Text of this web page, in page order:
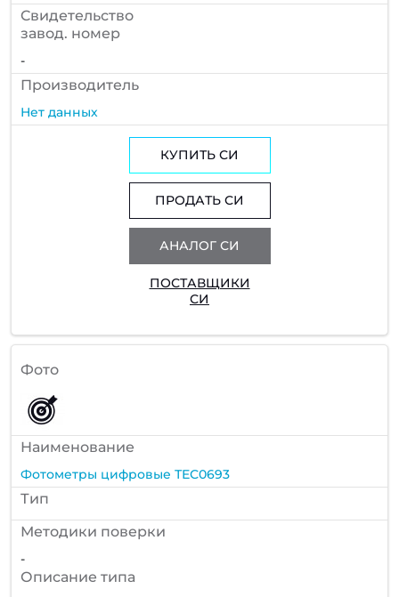
Cвидетельство
завод. номер
-
Производитель
Нет данных
КУПИТЬ СИ
ПРОДАТЬ СИ
АНАЛОГ СИ
ПОСТАВЩИКИ
СИ
Фото
Наименование
Фотометры цифровые ТЕС0693
Тип
Методики поверки
-
Описание типа